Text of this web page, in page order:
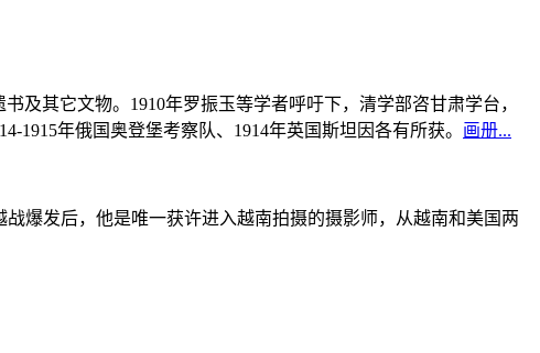
及其它文物。1910年罗振玉等学者呼吁下，清学部咨甘肃学台，
1915年俄国奥登堡考察队、1914年英国斯坦因各有所获。 画册...
爆发后，他是唯一获许进入越南拍摄的摄影师，从越南和美国两